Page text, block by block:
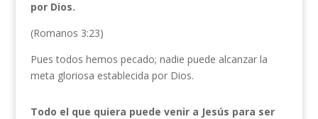
por Dios.
(Romanos 3:23)
Pues todos hemos pecado; nadie puede alcanzar la
meta gloriosa establecida por Dios.
Todo el que quiera puede venir a Jesús para ser